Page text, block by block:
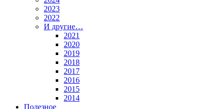
2023
2022
И другие…
2021
2020
2019
2018
2017
2016
2015
2014
Полезное